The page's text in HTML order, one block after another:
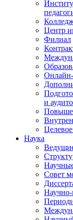
Центр
Филиал
и
Наука
Совет
Научно-